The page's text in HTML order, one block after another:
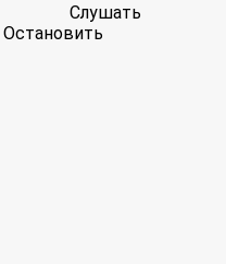
Слушать
Остановить